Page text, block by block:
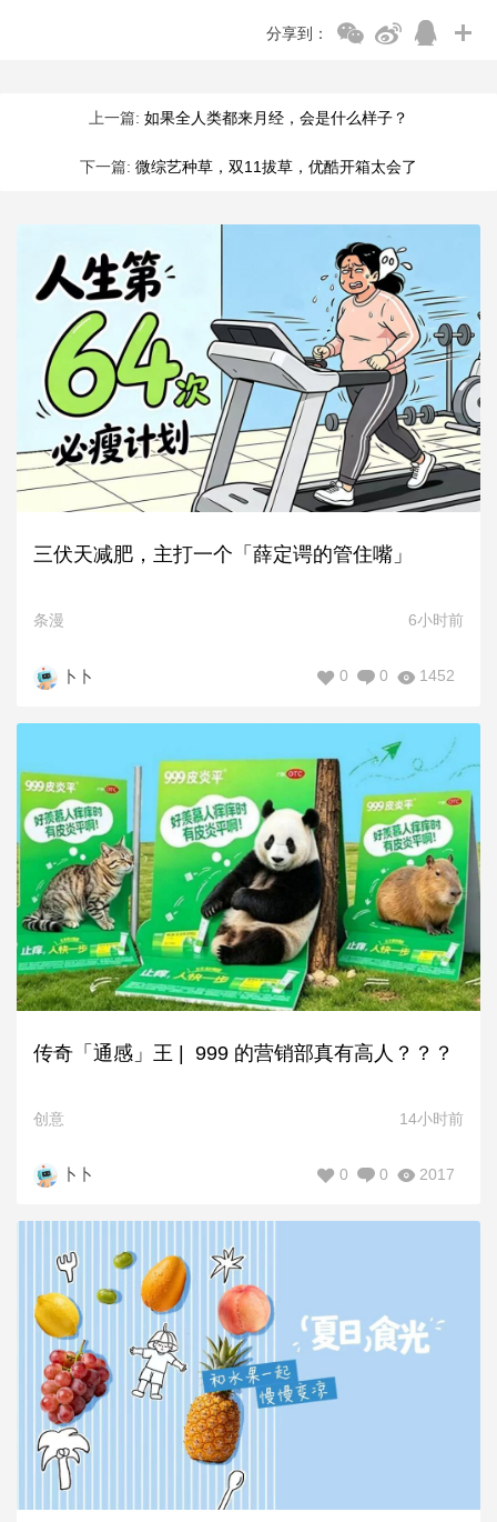
分享到：
上一篇: 如果全人类都来月经，会是什么样子？
下一篇: 微综艺种草，双11拔草，优酷开箱太会了
三伏天减肥，主打一个「薛定谔的管住嘴」
条漫 6小时前
卜卜 1452
0
0
传奇「通感」王 | 999 的营销部真有高人？？？
创意 14小时前
卜卜 2017
0
0